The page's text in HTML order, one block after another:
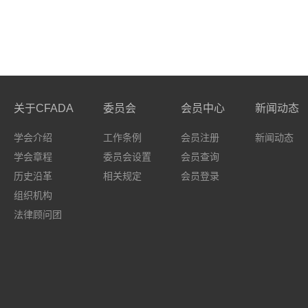
关于CFADA
学会介绍
学会章程
历史沿革
组织机构
法律顾问团
委员会
工作条例
委员会设置
相关规定
会员中心
会员注册
会员查询
会员登录
新闻动态
新闻动态